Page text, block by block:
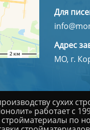
Для
Адрес
МО, г.
сухих
работает с
стройматериалы по